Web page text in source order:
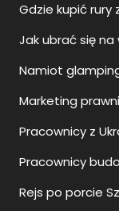
Gdzie kupić rury
Jak ubrać się
Namiot
Marketing
Pracownicy z
Pracownicy
Rejs po porcie